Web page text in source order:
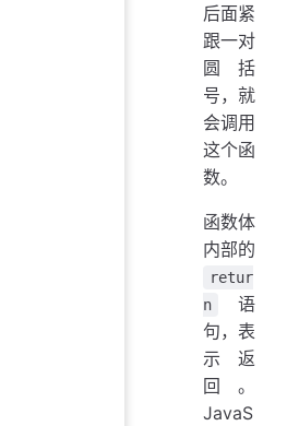
后面紧
跟一对
圆括
号，就
会调用
这个函
数。
函数体
内部的
retur
n
语
句，表
示返
回。
JavaS